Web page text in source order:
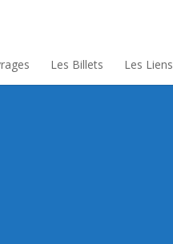
Les Billets Les Liens